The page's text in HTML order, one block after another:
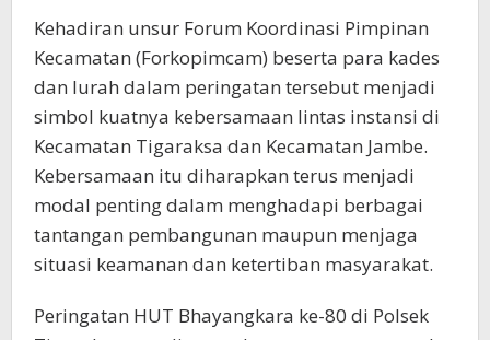
Kehadiran unsur Forum Koordinasi Pimpinan
Kecamatan (Forkopimcam) beserta para kades
dan lurah dalam peringatan tersebut menjadi
simbol kuatnya kebersamaan lintas instansi di
Kecamatan Tigaraksa dan Kecamatan Jambe.
Kebersamaan itu diharapkan terus menjadi
modal penting dalam menghadapi berbagai
tantangan pembangunan maupun menjaga
situasi keamanan dan ketertiban masyarakat.
Peringatan HUT Bhayangkara ke-80 di Polsek